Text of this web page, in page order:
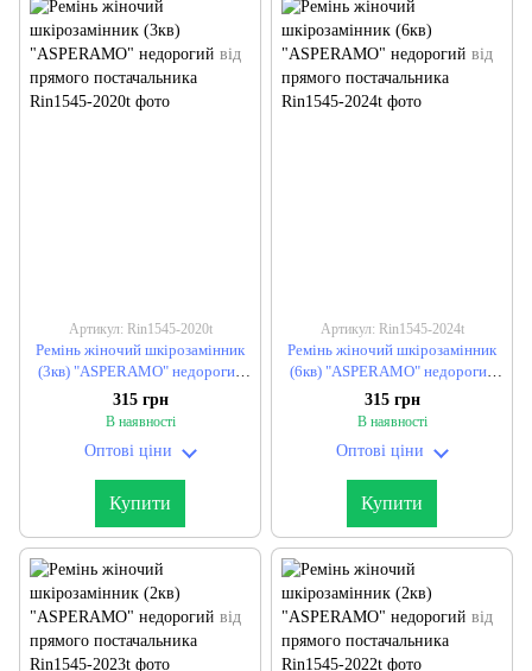
Артикул: Rin1545-2020t
Ремінь жіночий шкірозамінник
(3кв) "ASPERAMO" недорогий
від прямого постачальника
315 грн
В наявності
Оптові ціни
Купити
Артикул: Rin1545-2024t
Ремінь жіночий шкірозамінник
(6кв) "ASPERAMO" недорогий
від прямого постачальника
315 грн
В наявності
Оптові ціни
Купити